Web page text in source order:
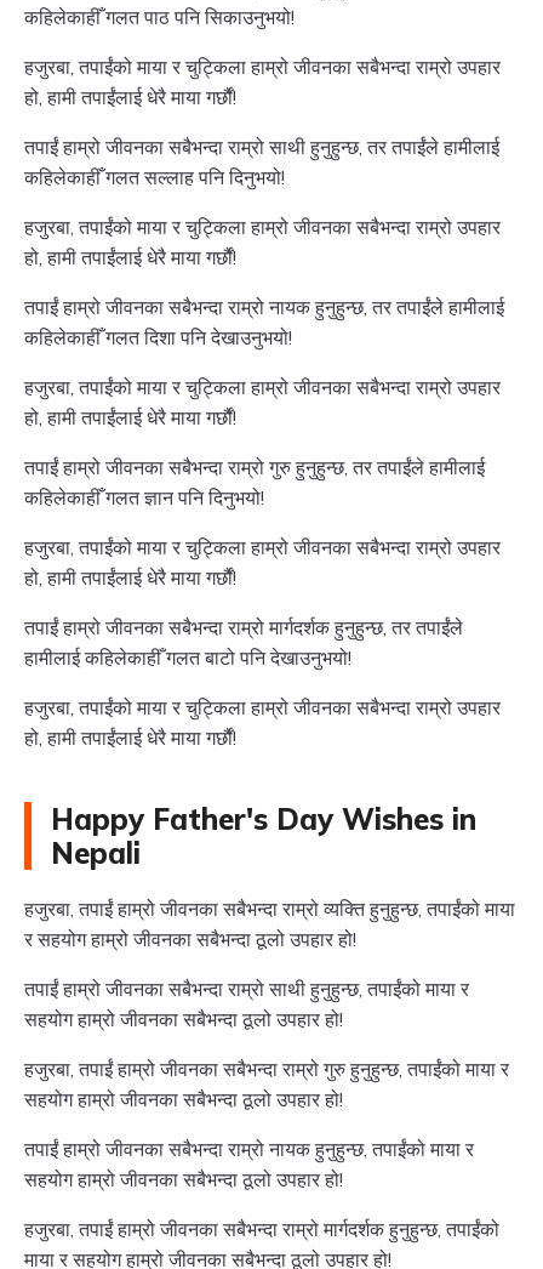
कहिलेकाहीँ गलत पाठ पनि सिकाउनुभयो!
हजुरबा, तपाईंको माया र चुट्किला हाम्रो जीवनका सबैभन्दा राम्रो उपहार
हो, हामी तपाईंलाई धेरै माया गर्छौं!
तपाईं हाम्रो जीवनका सबैभन्दा राम्रो साथी हुनुहुन्छ, तर तपाईंले हामीलाई
कहिलेकाहीँ गलत सल्लाह पनि दिनुभयो!
हजुरबा, तपाईंको माया र चुट्किला हाम्रो जीवनका सबैभन्दा राम्रो उपहार
हो, हामी तपाईंलाई धेरै माया गर्छौं!
तपाईं हाम्रो जीवनका सबैभन्दा राम्रो नायक हुनुहुन्छ, तर तपाईंले हामीलाई
कहिलेकाहीँ गलत दिशा पनि देखाउनुभयो!
हजुरबा, तपाईंको माया र चुट्किला हाम्रो जीवनका सबैभन्दा राम्रो उपहार
हो, हामी तपाईंलाई धेरै माया गर्छौं!
तपाईं हाम्रो जीवनका सबैभन्दा राम्रो गुरु हुनुहुन्छ, तर तपाईंले हामीलाई
कहिलेकाहीँ गलत ज्ञान पनि दिनुभयो!
हजुरबा, तपाईंको माया र चुट्किला हाम्रो जीवनका सबैभन्दा राम्रो उपहार
हो, हामी तपाईंलाई धेरै माया गर्छौं!
तपाईं हाम्रो जीवनका सबैभन्दा राम्रो मार्गदर्शक हुनुहुन्छ, तर तपाईंले
हामीलाई कहिलेकाहीँ गलत बाटो पनि देखाउनुभयो!
हजुरबा, तपाईंको माया र चुट्किला हाम्रो जीवनका सबैभन्दा राम्रो उपहार
हो, हामी तपाईंलाई धेरै माया गर्छौं!
Happy Father's Day Wishes in
Nepali
हजुरबा, तपाईं हाम्रो जीवनका सबैभन्दा राम्रो व्यक्ति हुनुहुन्छ, तपाईंको माया
र सहयोग हाम्रो जीवनका सबैभन्दा ठूलो उपहार हो!
तपाईं हाम्रो जीवनका सबैभन्दा राम्रो साथी हुनुहुन्छ, तपाईंको माया र
सहयोग हाम्रो जीवनका सबैभन्दा ठूलो उपहार हो!
हजुरबा, तपाईं हाम्रो जीवनका सबैभन्दा राम्रो गुरु हुनुहुन्छ, तपाईंको माया र
सहयोग हाम्रो जीवनका सबैभन्दा ठूलो उपहार हो!
तपाईं हाम्रो जीवनका सबैभन्दा राम्रो नायक हुनुहुन्छ, तपाईंको माया र
सहयोग हाम्रो जीवनका सबैभन्दा ठूलो उपहार हो!
हजुरबा, तपाईं हाम्रो जीवनका सबैभन्दा राम्रो मार्गदर्शक हुनुहुन्छ, तपाईंको
माया र सहयोग हाम्रो जीवनका सबैभन्दा ठूलो उपहार हो!